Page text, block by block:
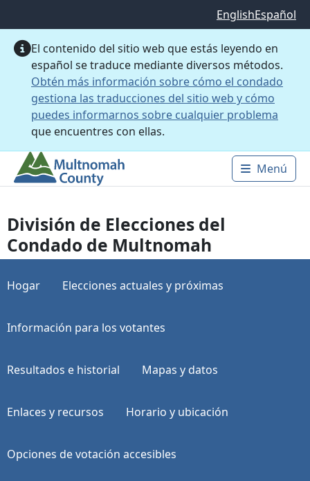
EnglishEspañol
El contenido del sitio web que estás leyendo en
español se traduce mediante diversos métodos.
Obtén más información sobre cómo el condado
gestiona las traducciones del sitio web y cómo
puedes informarnos sobre cualquier problema
que encuentres con ellas.
Main
Menú
División de Elecciones del
Condado de Multnomah
Hogar Elecciones actuales y próximas
Información para los votantes
Resultados e historial Mapas y datos
Enlaces y recursos Horario y ubicación
Opciones de votación accesibles